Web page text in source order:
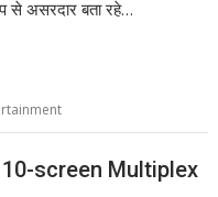
से असरदार बता रहे…
screen Multiplex